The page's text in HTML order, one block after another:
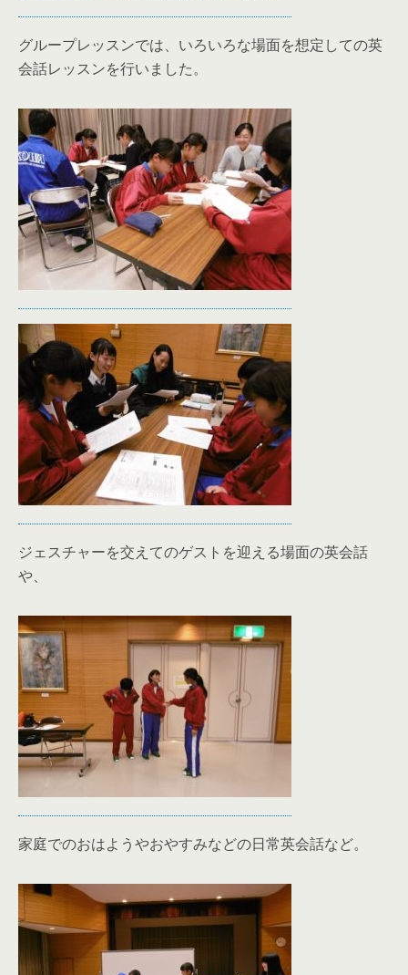
グループレッスンでは、いろいろな場面を想定しての英
会話レッスンを行いました。
ジェスチャーを交えてのゲストを迎える場面の英会話
や、
家庭でのおはようやおやすみなどの日常英会話など。